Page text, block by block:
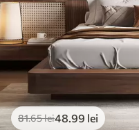
81.65lei48 .99 lei